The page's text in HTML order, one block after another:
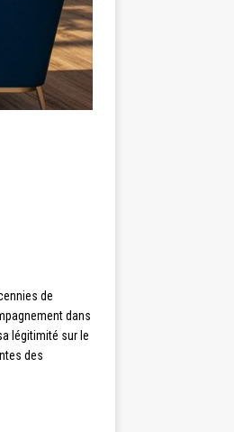
de
dans
légitimité sur le
des